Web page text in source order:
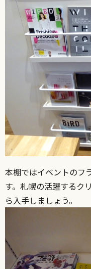
本棚ではイベントのフ
す。札幌の活躍するク
ら入手しましょう。